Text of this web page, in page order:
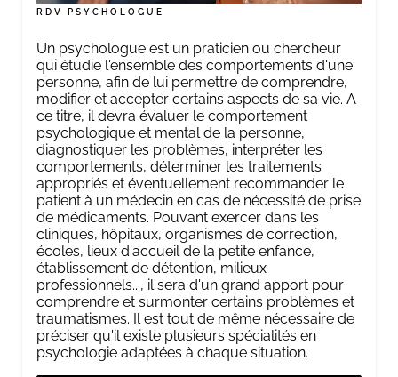
RDV PSYCHOLOGUE
Un psychologue est un praticien ou chercheur
qui étudie l'ensemble des comportements d'une
personne, afin de lui permettre de comprendre,
modifier et accepter certains aspects de sa vie. A
ce titre, il devra évaluer le comportement
psychologique et mental de la personne,
diagnostiquer les problèmes, interpréter les
comportements, déterminer les traitements
appropriés et éventuellement recommander le
patient à un médecin en cas de nécessité de prise
de médicaments. Pouvant exercer dans les
cliniques, hôpitaux, organismes de correction,
écoles, lieux d'accueil de la petite enfance,
établissement de détention, milieux
professionnels..., il sera d'un grand apport pour
comprendre et surmonter certains problèmes et
traumatismes. Il est tout de même nécessaire de
préciser qu'il existe plusieurs spécialités en
psychologie adaptées à chaque situation.